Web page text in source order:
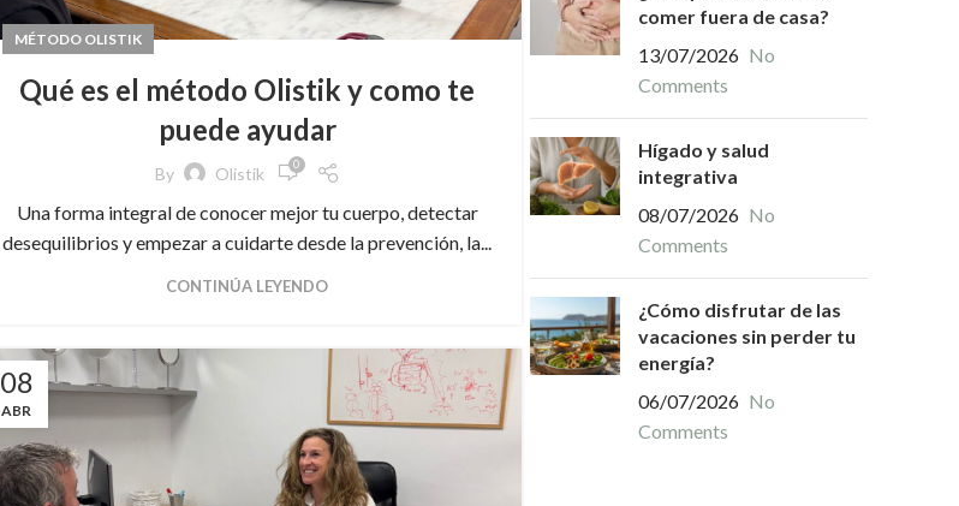
MÉTODO OLISTIK
Qué es el método Olistik y como te
puede ayudar
By Olistik 0
Una forma integral de conocer mejor tu cuerpo, detectar
desequilibrios y empezar a cuidarte desde la prevención, la...
CONTINÚA LEYENDO
08
ABR
comer fuera de casa?
13/07/2026 No
Comments
Hígado y salud
integrativa
08/07/2026 No
Comments
¿Cómo disfrutar de las
vacaciones sin perder tu
energía?
06/07/2026 No
Comments